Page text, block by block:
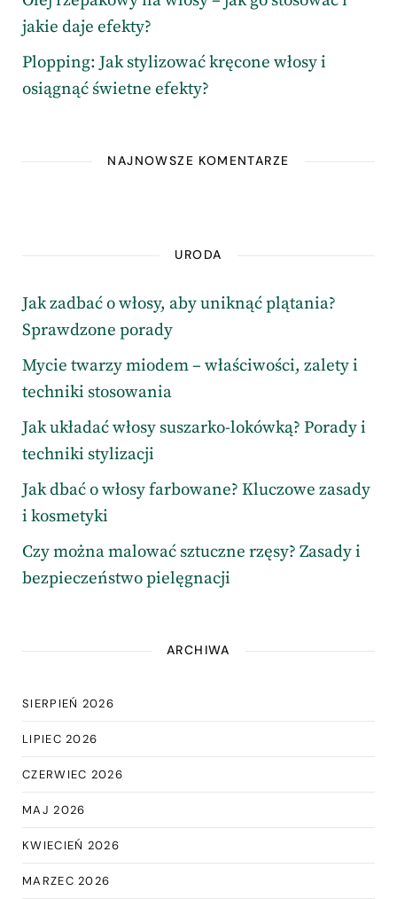
jakie daje efekty?
Plopping: Jak stylizować kręcone włosy i
osiągnąć świetne efekty?
NAJNOWSZE KOMENTARZE
URODA
Jak zadbać o włosy, aby uniknąć plątania?
Sprawdzone porady
Mycie twarzy miodem – właściwości, zalety i
techniki stosowania
Jak układać włosy suszarko-lokówką? Porady i
techniki stylizacji
Jak dbać o włosy farbowane? Kluczowe zasady
i kosmetyki
Czy można malować sztuczne rzęsy? Zasady i
bezpieczeństwo pielęgnacji
ARCHIWA
SIERPIEŃ 2026
LIPIEC 2026
CZERWIEC 2026
MAJ 2026
KWIECIEŃ 2026
MARZEC 2026